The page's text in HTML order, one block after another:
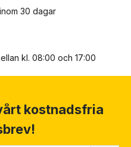
30 dagar
kl. 08:00 och 17:00
kostnadsfria